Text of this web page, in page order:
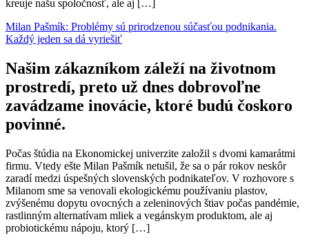
kreuje našu spoločnosť, ale aj […]
Milan Pašmík: Problémy sú prirodzenou súčasťou podnikania.
Každý jeden sa dá vyriešiť
Našim zákazníkom záleží na životnom
prostredí, preto už dnes dobrovoľne
zavádzame inovácie, ktoré budú čoskoro
povinné.
Počas štúdia na Ekonomickej univerzite založil s dvomi kamarátmi
firmu. Vtedy ešte Milan Pašmík netušil, že sa o pár rokov neskôr
zaradí medzi úspešných slovenských podnikateľov. V rozhovore s
Milanom sme sa venovali ekologickému používaniu plastov,
zvýšenému dopytu ovocných a zeleninových štiav počas pandémie,
rastlinným alternatívam mliek a vegánskym produktom, ale aj
probiotickému nápoju, ktorý […]